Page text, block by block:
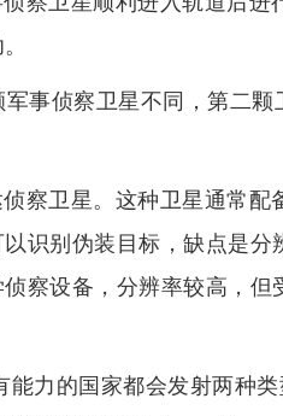
事侦察卫星不同，第二颗
察卫星。这种卫星通常配
识别伪装目标，缺点是分
察设备，分辨率较高，但
力的国家都会发射两种